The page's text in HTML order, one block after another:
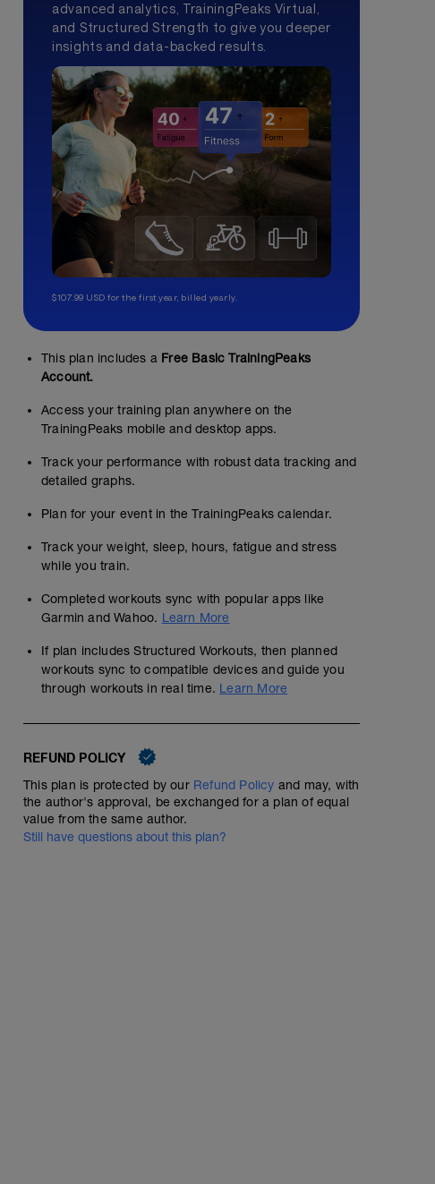
advanced analytics, TrainingPeaks Virtual,
and Structured Strength to give you deeper
insights and data-backed results.
$107.99 USD for the first year, billed yearly.
This plan includes a Free Basic TrainingPeaks
Account.
Access your training plan anywhere on the
TrainingPeaks mobile and desktop apps.
Track your performance with robust data tracking and
detailed graphs.
Plan for your event in the TrainingPeaks calendar.
Track your weight, sleep, hours, fatigue and stress
while you train.
Completed workouts sync with popular apps like
Garmin and Wahoo. Learn More
If plan includes Structured Workouts, then planned
workouts sync to compatible devices and guide you
through workouts in real time. Learn More
REFUND POLICY
This plan is protected by our Refund Policy and may, with
the author's approval, be exchanged for a plan of equal
value from the same author.
Still have questions about this plan?